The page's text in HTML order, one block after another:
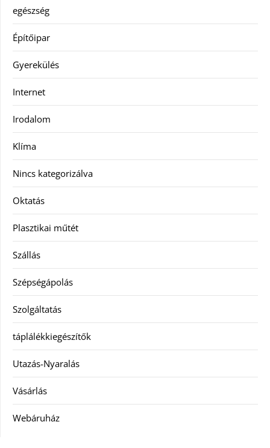
egészség
Építőipar
Gyerekülés
Internet
Irodalom
Klíma
Nincs kategorizálva
Oktatás
Plasztikai műtét
Szállás
Szépségápolás
Szolgáltatás
táplálékkiegészítők
Utazás-Nyaralás
Vásárlás
Webáruház